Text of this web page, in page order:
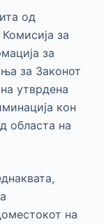
од
за
за
за Законот
утврдена
кон
областа на
на